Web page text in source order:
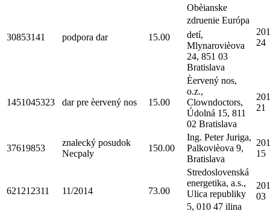
30853141 podpora dar 15.00
Obèianske
zdruenie Európa
detí,
Mlynarovièova
24, 851 03
Bratislava
24
1451045323 dar pre èervený nos 15.00
Èervený nos,
o.z.,
Clowndoctors,
Údolná 15, 811
02 Bratislava
21
37619853
znalecký posudok
Necpaly
150.00
Ing. Peter Juriga,
Palkovièova 9,
Bratislava
15
621212311 11/2014 73.00
Stredoslovenská
energetika, a.s.,
Ulica republiky
5, 010 47 ilina
03